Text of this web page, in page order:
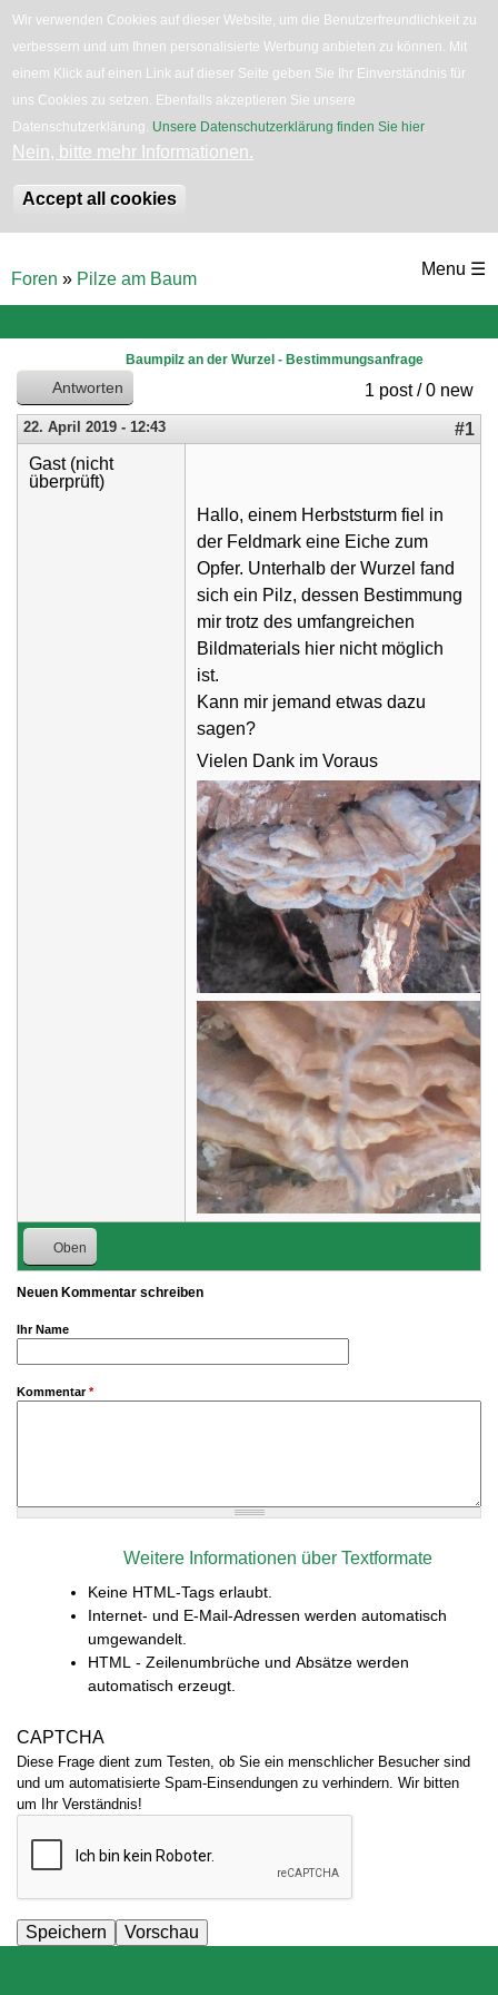
Wir verwenden Cookies auf dieser Website, um die Benutzerfreundlichkeit zu
verbessern und um Ihnen personalisierte Werbung anbieten zu können. Mit
einem Klick auf einen Link auf dieser Seite geben Sie Ihr Einverständnis für
uns Cookies zu setzen. Ebenfalls akzeptieren Sie unsere
Datenschutzerklärung. Unsere Datenschutzerklärung finden Sie hier.
Nein, bitte mehr Informationen.
Accept all cookies
zum
English Bäume Blumen Zurück
Menu ☰
Sie
sind
Foren » Pilze am Baum
Baumpilz an der Wurzel - Bestimmungsanfrage
1 post / 0 new
Antworten
22. April 2019 - 12:43
#1
Gast (nicht
überprüft)
Hallo, einem Herbststurm fiel in
der Feldmark eine Eiche zum
Opfer. Unterhalb der Wurzel fand
sich ein Pilz, dessen Bestimmung
mir trotz des umfangreichen
Bildmaterials hier nicht möglich
ist.
Kann mir jemand etwas dazu
sagen?
Vielen Dank im Voraus
Oben
Neuen Kommentar schreiben
Ihr Name
Kommentar*
Weitere Informationen über Textformate
Keine HTML-Tags erlaubt.
Internet- und E-Mail-Adressen werden automatisch
umgewandelt.
HTML - Zeilenumbrüche und Absätze werden
automatisch erzeugt.
CAPTCHA
Diese Frage dient zum Testen, ob Sie ein menschlicher Besucher sind
und um automatisierte Spam-Einsendungen zu verhindern. Wir bitten
um Ihr Verständnis!